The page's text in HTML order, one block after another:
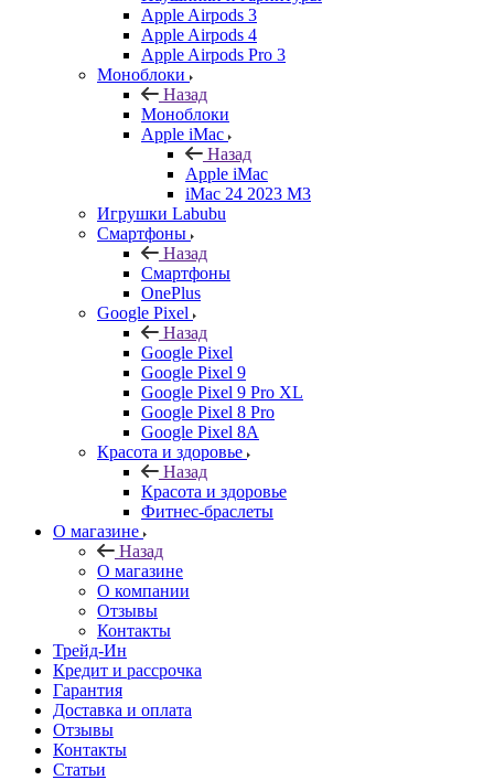
Apple Airpods 3
Apple Airpods 4
Apple Airpods Pro 3
Моноблоки
Назад
Моноблоки
Apple iMac
Назад
Apple iMac
iMac 24 2023 M3
Игрушки Labubu
Смартфоны
Назад
Смартфоны
OnePlus
Google Pixel
Назад
Google Pixel
Google Pixel 9
Google Pixel 9 Pro XL
Google Pixel 8 Pro
Google Pixel 8A
Красота и здоровье
Назад
Красота и здоровье
Фитнес-браслеты
О магазине
Назад
О магазине
О компании
Отзывы
Контакты
Трейд-Ин
Кредит и рассрочка
Гарантия
Доставка и оплата
Отзывы
Контакты
Статьи